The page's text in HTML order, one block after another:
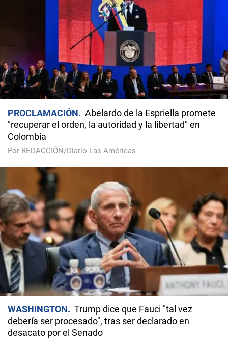
PROCLAMACIÓN
Abelardo de la Espriella promete
"recuperar el orden, la autoridad y la libertad" en
Colombia
Por REDACCIÓN/Diario Las Américas
WASHINGTON
Trump dice que Fauci "tal vez
debería ser procesado", tras ser declarado en
desacato por el Senado